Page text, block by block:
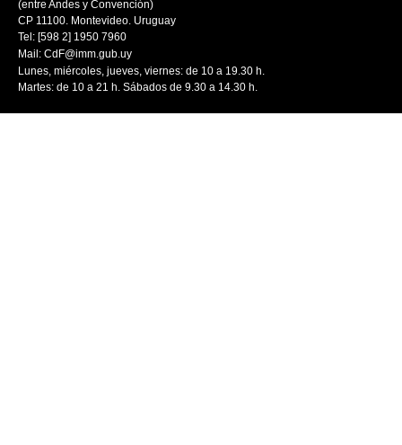
(entre Andes y Convención)
CP 11100. Montevideo. Uruguay
Tel: [598 2] 1950 7960
Mail: CdF@imm.gub.uy
Lunes, miércoles, jueves, viernes: de 10 a 19.30 h.
Martes: de 10 a 21 h. Sábados de 9.30 a 14.30 h.